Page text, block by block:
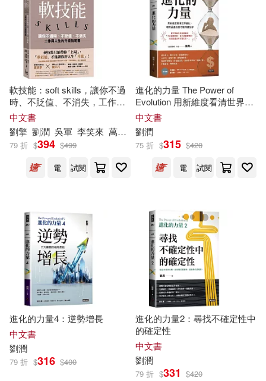
劉潤楠(2) 劉潤民（主編）(2)
劉潤清 編著(2) 劉潤為(2)
劉潤福等（主編）(2)
劉潤秋等(2)
劉潤芳，郝東明(2) 劉潤葵(2)
孔刃非，劉潤發（主編）(2)
李笑來(2)
薛兆豐(2)
時報出版(23)
外語教學與研究出版社(14)
機械工業出版社(10)
科學出版社(9)
人民郵電出版社(5)
南京大學出版社(5) 三聯(4)
中國華僑出版社(3)
中信出版社(2)
中國人民公安大學出版社(2)
中國建築工業出版社(2)
展開
配送方式 (可複選)
可海外宅配(149)
可港澳店取(147)
可新加坡店取(147)
可菲律賓店取(148)
軟技能：soft skills，讓你不過
時、不貶值、不消失，工作與
人生的升級說明書(繁中版特別
附贈「軟技能象限介紹拉
頁」，隨時查閱職場技能的槓
桿放大術)
中文書
劉擎 劉潤 吳軍 李笑來 萬維綱 薛兆豐
79 折 $394 $499
電
試閱
進化的力量 The Power of
Evolution 用新維度看清世界變
化，唯有最適合的才能持續生
存
中文書
劉潤
75 折 $315 $420
電
試閱
進化的力量4：逆勢增長
中文書
劉潤
79 折 $316 $400
進化的力量2：尋找不確定性中
的確定性
中文書
劉潤
79 折 $331 $420